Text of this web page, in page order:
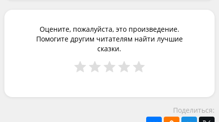
Оцените, пожалуйста, это произведение.
Помогите другим читателям найти лучшие
сказки.
Поделиться: